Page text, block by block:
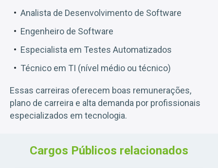
Analista de Desenvolvimento de Software
Engenheiro de Software
Especialista em Testes Automatizados
Técnico em TI (nível médio ou técnico)
Essas carreiras oferecem boas remunerações,
plano de carreira e alta demanda por profissionais
especializados em tecnologia.
Cargos Públicos relacionados